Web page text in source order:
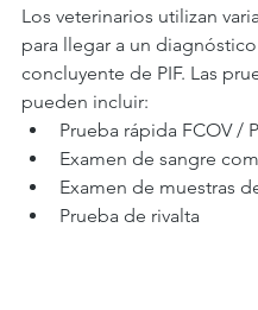
Los veterinarios utilizan
para llegar a un diagnóstico
concluyente de PIF. Las
pueden incluir:
Prueba rápida FCOV /
Examen de sangre
Examen de muestras
Prueba de rivalta